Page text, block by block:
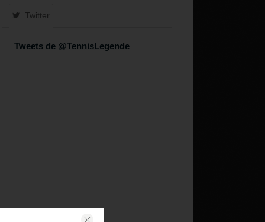
Twitter
Tweets de @TennisLegende